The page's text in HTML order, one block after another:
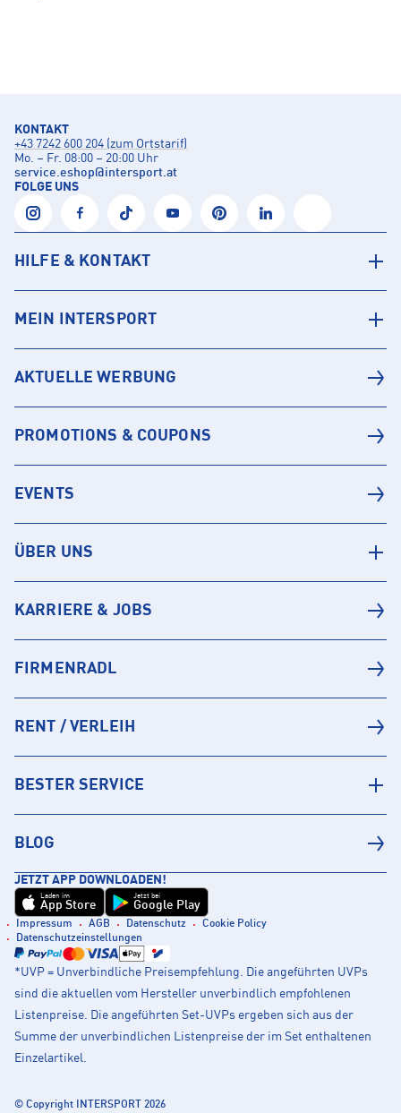
KONTAKT
+43 7242 600 204 (zum Ortstarif)
Mo. – Fr. 08:00 – 20:00 Uhr
service.eshop@intersport.at
FOLGE UNS
HILFE & KONTAKT
MEIN INTERSPORT
AKTUELLE WERBUNG
PROMOTIONS & COUPONS
EVENTS
ÜBER UNS
KARRIERE & JOBS
FIRMENRADL
RENT / VERLEIH
BESTER SERVICE
BLOG
JETZT APP DOWNLOADEN!
Laden im
App Store
Jetzt bei
Google Play
Impressum AGB Datenschutz
Cookie Policy
Datenschutzeinstellungen
*UVP = Unverbindliche Preisempfehlung. Die angeführten UVPs
sind die aktuellen vom Hersteller unverbindlich empfohlenen
Listenpreise. Die angeführten Set-UVPs ergeben sich aus der
Summe der unverbindlichen Listenpreise der im Set enthaltenen
Einzelartikel.
© Copyright INTERSPORT 2026